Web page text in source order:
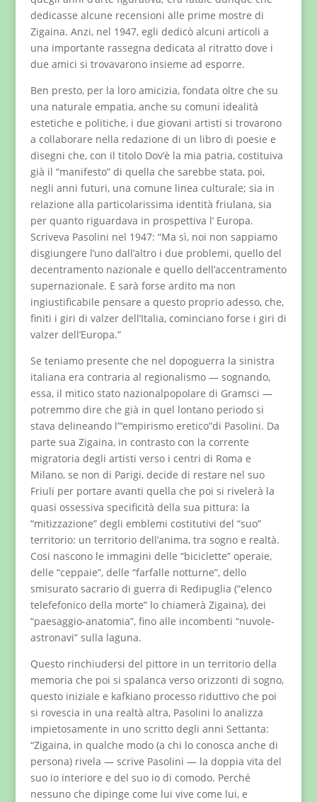
dedicasse alcune recensioni alle prime mostre di
Zigaina. Anzi, nel 1947, egli dedicò alcuni articoli a
una importante rassegna dedicata al ritratto dove i
due amici si trovavarono insieme ad esporre.
Ben presto, per la loro amicizia, fondata oltre che su
una naturale empatia, anche su comuni idealità
estetiche e politiche, i due giovani artisti si trovarono
a collaborare nella redazione di un libro di poesie e
disegni che, con il titolo Dov’è la mia patria, costituiva
già il “manifesto” di quella che sarebbe stata, poi,
negli anni futuri, una comune linea culturale; sia in
relazione alla particolarissima identità friulana, sia
per quanto riguardava in prospettiva l’ Europa.
Scriveva Pasolini nel 1947: “Ma sì, noi non sappiamo
disgiungere l’uno dall’altro i due problemi, quello del
decentramento nazionale e quello dell’accentramento
supernazionale. E sarà forse ardito ma non
ingiustificabile pensare a questo proprio adesso, che,
finiti i giri di valzer dell’Italia, cominciano forse i giri di
valzer dell’Europa.”
Se teniamo presente che nel dopoguerra la sinistra
italiana era contraria al regionalismo — sognando,
essa, il mitico stato nazionalpopolare di Gramsci —
potremmo dire che già in quel lontano periodo si
stava delineando l”‘empirismo eretico”di Pasolini. Da
parte sua Zigaina, in contrasto con la corrente
migratoria degli artisti verso i centri di Roma e
Milano, se non di Parigi, decide di restare nel suo
Friuli per portare avanti quella che poi si rivelerà la
quasi ossessiva specificità della sua pittura: la
“mitizzazione” degli emblemi costitutivi del “suo”
territorio: un territorio dell’anima, tra sogno e realtà.
Cosi nascono le immagini delle “biciclette” operaie,
delle “ceppaie”, delle “farfalle notturne”, dello
smisurato sacrario di guerra di Redipuglia (“elenco
telefefonico della morte” lo chiamerà Zigaina), dei
“paesaggio-anatomia”, fino alle incombenti “nuvole-
astronavi” sulla laguna.
Questo rinchiudersi del pittore in un territorio della
memoria che poi si spalanca verso orizzonti di sogno,
questo iniziale e kafkiano processo riduttivo che poi
si rovescia in una realtà altra, Pasolini lo analizza
impietosamente in uno scritto degli anni Settanta:
“Zigaina, in qualche modo (a chi lo conosca anche di
persona) rivela — scrive Pasolini — la doppia vita del
suo io interiore e del suo io di comodo. Perché
nessuno che dipinge come lui vive come lui, e